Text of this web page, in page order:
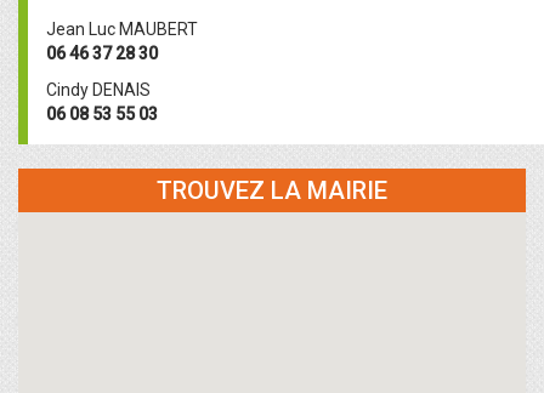
Jean Luc MAUBERT
06 46 37 28 30
Cindy DENAIS
06 08 53 55 03
TROUVEZ LA MAIRIE